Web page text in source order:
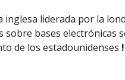
inglesa liderada por la
sobre bases electrónicas
de los estadounidenses